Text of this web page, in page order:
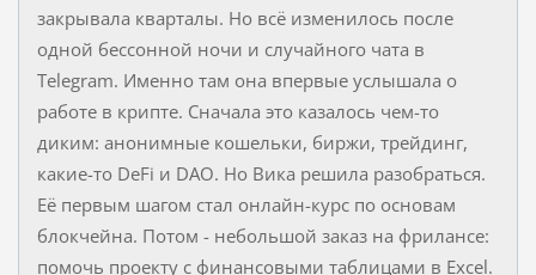
закрывала кварталы. Но всё изменилось после
одной бессонной ночи и случайного чата в
Telegram. Именно там она впервые услышала о
работе в крипте. Сначала это казалось чем-то
диким: анонимные кошельки, биржи, трейдинг,
какие-то DeFi и DAO. Но Вика решила разобраться.
Её первым шагом стал онлайн-курс по основам
блокчейна. Потом - небольшой заказ на фрилансе:
помочь проекту с финансовыми таблицами в Excel.